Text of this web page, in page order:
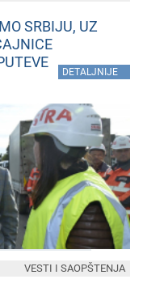
SRBIJU, UZ
DETALJNIJE
VESTI I SAOPŠTENJA